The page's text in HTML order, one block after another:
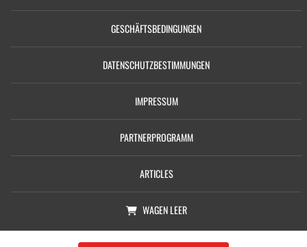
GESCHÄFTSBEDINGUNGEN
DATENSCHUTZBESTIMMUNGEN
IMPRESSUM
PARTNERPROGRAMM
ARTICLES
WAGENLEER